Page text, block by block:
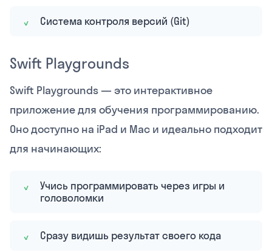
Система контроля версий (Git)
Swift Playgrounds
Swift Playgrounds — это интерактивное
приложение для обучения программированию.
Оно доступно на iPad и Mac и идеально подходит
для начинающих:
Учись программировать через игры и
головоломки
Сразу видишь результат своего кода